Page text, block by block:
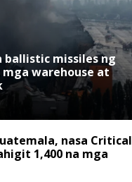
ballistic missiles ng
mga warehouse at
nasa Critical
1,400 na mga